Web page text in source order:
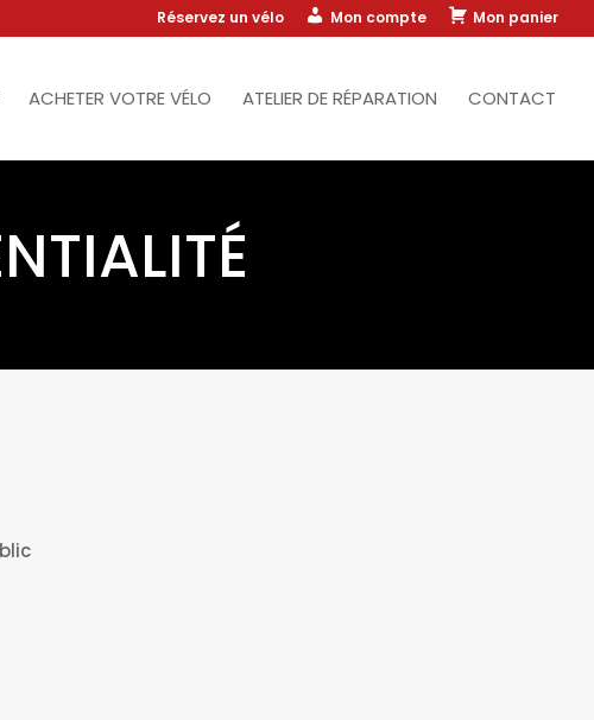
Réservez un vélo Mon compte Mon panier
ACHETER VOTRE VÉLO ATELIER DE RÉPARATION CONTACT